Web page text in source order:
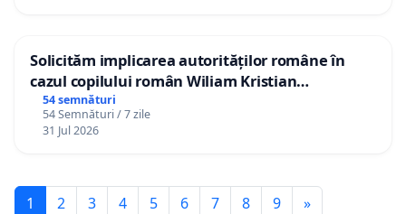
Solicităm implicarea autorităților române în
cazul copilului român Wiliam Kristian
Gheorghe, aflat în plasament în Danemarca de
12 ani
54 semnături
54 Semnături / 7 zile
31 Jul 2026
1 2 3 4 5 6 7 8 9 »